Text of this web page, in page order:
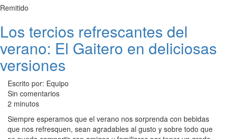
Remitido
Los tercios refrescantes del
verano: El Gaitero en deliciosas
versiones
Escrito por: Equipo
Sin comentarios
2 minutos
Siempre esperamos que el verano nos sorprenda con bebidas
que nos refresquen, sean agradables al gusto y sobre todo que